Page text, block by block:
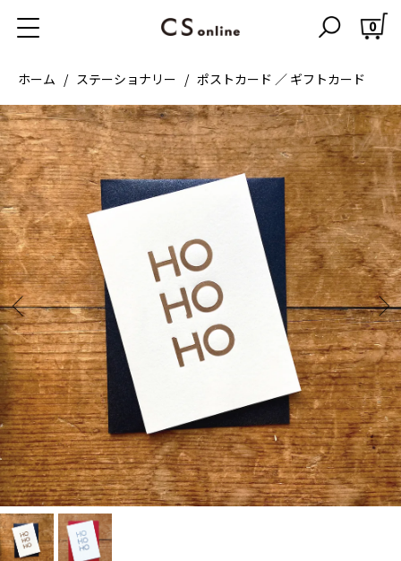
0
ホーム ステーショナリー ポストカード ／ ギフトカード